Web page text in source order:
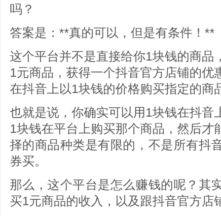
吗？
答案是：**真的可以，但是有条件！**
这个平台并不是直接给你1块钱的商品
1元商品，获得一个抖音官方店铺的优
在抖音上以1块钱的价格购买指定的商
也就是说，你确实可以用1块钱在抖音
1块钱在平台上购买那个商品，然后才
择的商品种类是有限的，不是所有抖
券买。
那么，这个平台是怎么赚钱的呢？其
买1元商品的收入，以及跟抖音官方店